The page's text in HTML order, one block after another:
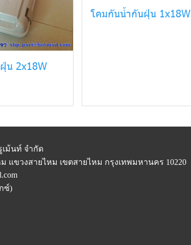
น 2x18W
โคมกันน้ำกันฝุ่น 1x18W
ม้นท์ จำกัด
แขวงสายไหม เขตสายไหม กรุงเทพมหานคร 10220
ซ์)